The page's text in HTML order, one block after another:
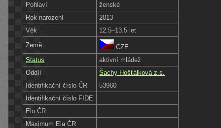
Pohlaví
ženské
Rok narození
2013
Věk
12.5–13.5 let
Země
CZE
Status
aktivní mládež
Oddíl
Šachy Hošťálková z.s.
Identifikační číslo ČR
53960
Identifikační číslo FIDE
Elo ČR
Maximum Ela ČR